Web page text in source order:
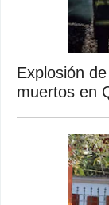
Explosión
muertos en